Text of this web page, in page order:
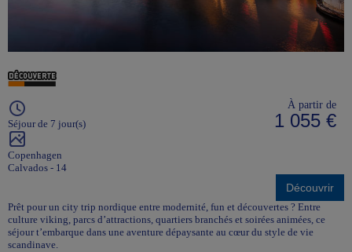
Séjour de 7 jour(s)
Copenhagen
Calvados - 14
À partir de
1 055 €
Découvrir
Prêt pour un city trip nordique entre modernité, fun et découvertes ? Entre
culture viking, parcs d’attractions, quartiers branchés et soirées animées, ce
séjour t’embarque dans une aventure dépaysante au cœur du style de vie
scandinave.